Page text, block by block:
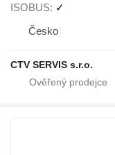
ISOBUS ✓
Česko
CTV SERVIS s.r.o.